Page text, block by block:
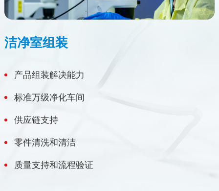
洁净室组装
产品组装解决能力
标准万级净化车间
供应链支持
零件清洗和清洁
质量支持和流程验证